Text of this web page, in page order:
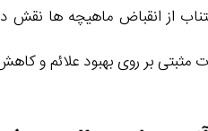
از انقباض ماهیچه ها نقش
مثبتی بر روی بهبود علائم و